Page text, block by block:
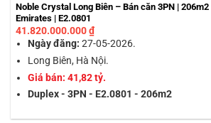
Noble Crystal Long Biên – Bán căn 3PN | 206m2
Emirates | E2.0801
41.820.000.000₫
Ngày đăng: 27-05-2026.
Long Biên, Hà Nội.
Giá bán: 41,82 tỷ.
Duplex - 3PN - E2.0801 - 206m2